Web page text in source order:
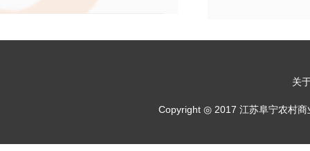
关
Copyright ◎ 2017 江苏阜宁农村商